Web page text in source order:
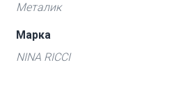
Металик
Марка
NINA RICCI